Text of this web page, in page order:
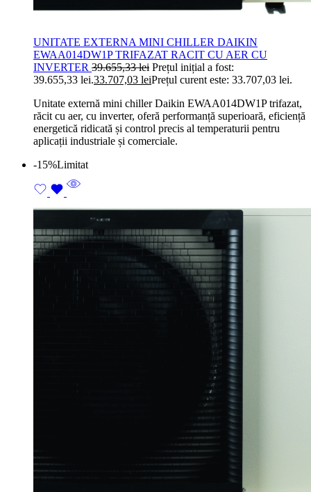
UNITATE EXTERNA MINI CHILLER DAIKIN
EWAA014DW1P TRIFAZAT RACIT CU AER CU
INVERTER 39.655,33lei Prețul inițial a fost:
39.655,33 lei.33.707,03 leiPrețul curent este: 33.707,03 lei.
Unitate externă mini chiller Daikin EWAA014DW1P trifazat,
răcit cu aer, cu inverter, oferă performanță superioară, eficiență
energetică ridicată și control precis al temperaturii pentru
aplicații industriale și comerciale.
-15%Limitat